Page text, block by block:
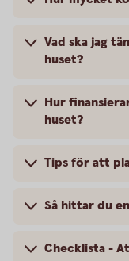
Vad ska jag
huset?
Hur
huset?
Tips för att
Så hittar du
Checklista -